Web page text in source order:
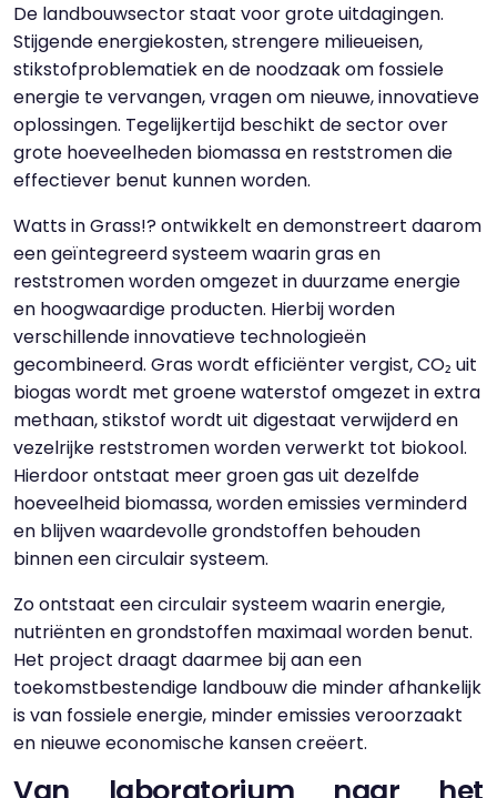
De landbouwsector staat voor grote uitdagingen.
Stijgende energiekosten, strengere milieueisen,
stikstofproblematiek en de noodzaak om fossiele
energie te vervangen, vragen om nieuwe, innovatieve
oplossingen. Tegelijkertijd beschikt de sector over
grote hoeveelheden biomassa en reststromen die
effectiever benut kunnen worden.
Watts in Grass!? ontwikkelt en demonstreert daarom
een geïntegreerd systeem waarin gras en
reststromen worden omgezet in duurzame energie
en hoogwaardige producten. Hierbij worden
verschillende innovatieve technologieën
gecombineerd. Gras wordt efficiënter vergist, CO₂ uit
biogas wordt met groene waterstof omgezet in extra
methaan, stikstof wordt uit digestaat verwijderd en
vezelrijke reststromen worden verwerkt tot biokool.
Hierdoor ontstaat meer groen gas uit dezelfde
hoeveelheid biomassa, worden emissies verminderd
en blijven waardevolle grondstoffen behouden
binnen een circulair systeem.
Zo ontstaat een circulair systeem waarin energie,
nutriënten en grondstoffen maximaal worden benut.
Het project draagt daarmee bij aan een
toekomstbestendige landbouw die minder afhankelijk
is van fossiele energie, minder emissies veroorzaakt
en nieuwe economische kansen creëert.